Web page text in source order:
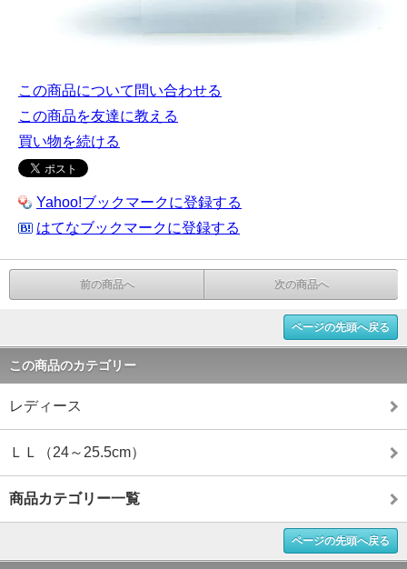
この商品について問い合わせる
この商品を友達に教える
買い物を続ける
Yahoo!ブックマークに登録する
はてなブックマークに登録する
前の商品へ 次の商品へ
ページの先頭へ戻る
この商品のカテゴリー
レディース
ＬＬ（24～25.5cm）
商品カテゴリー一覧
ページの先頭へ戻る